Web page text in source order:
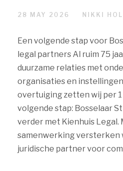
28 MAY 2026 NIKKI
Een volgende stap voor
legal partners Al ruim 75
duurzame relaties met
organisaties en
overtuiging zetten wij per 1
volgende stap: Bosselaar
verder met Kienhuis Legal.
samenwerking versterken
juridische partner voor